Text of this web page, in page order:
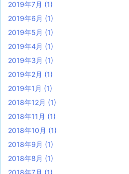
2019年7月 (1)
2019年6月 (1)
2019年5月 (1)
2019年4月 (1)
2019年3月 (1)
2019年2月 (1)
2019年1月 (1)
2018年12月 (1)
2018年11月 (1)
2018年10月 (1)
2018年9月 (1)
2018年8月 (1)